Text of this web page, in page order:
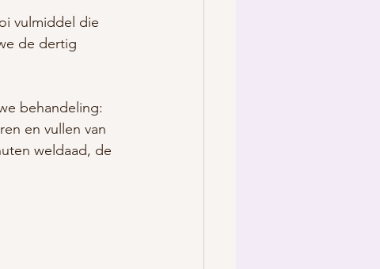
vulmiddel die
de dertig
behandeling:
en vullen van
weldaad, de